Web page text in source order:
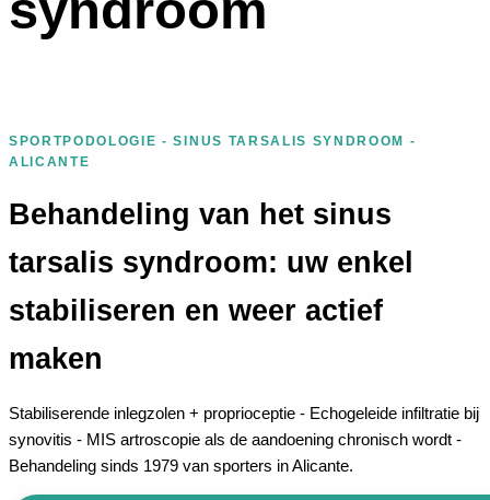
SPORTPODOLOGIE - SINUS TARSALIS SYNDROOM -
ALICANTE
Behandeling van het sinus
tarsalis syndroom: uw enkel
stabiliseren en weer actief
maken
Stabiliserende inlegzolen + proprioceptie - Echogeleide infiltratie bij
synovitis - MIS artroscopie als de aandoening chronisch wordt -
Behandeling sinds 1979 van sporters in Alicante.